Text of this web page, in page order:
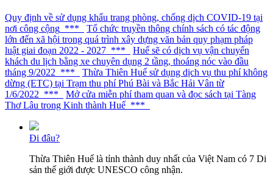
Quy định về sử dụng khẩu trang phòng, chống dịch COVID-19 tại
nơi công cộng ***
Tổ chức truyền thông chính sách có tác động
lớn đến xã hội trong quá trình xây dựng văn bản quy phạm pháp
luật giai đoạn 2022 - 2027 ***
Huế sẽ có dịch vụ vận chuyển
khách du lịch bằng xe chuyên dụng 2 tầng, thoáng nóc vào đầu
tháng 9/2022 ***
Thừa Thiên Huế sử dụng dịch vụ thu phí không
dừng (ETC) tại Trạm thu phí Phú Bài và Bắc Hải Vân từ
1/6/2022 ***
Mở cửa miễn phí tham quan và đọc sách tại Tàng
Thơ Lâu trong Kinh thành Huế ***
Đi đâu?
Thừa Thiên Huế là tỉnh thành duy nhất của Việt Nam có 7 Di
sản thế giới được UNESCO công nhận.